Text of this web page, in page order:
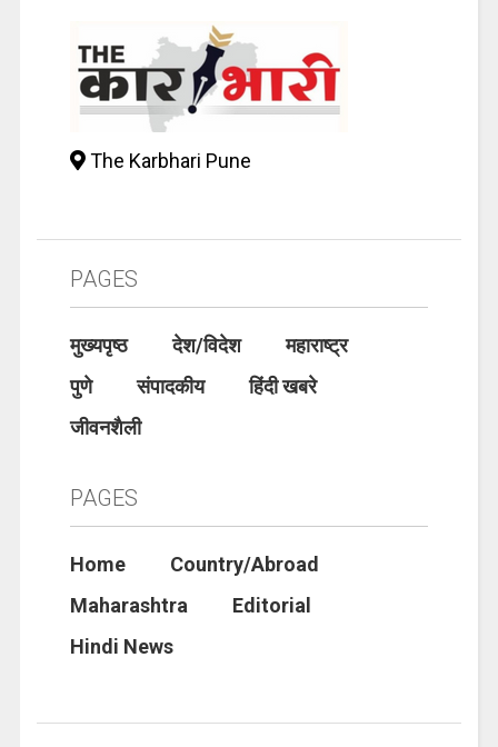
The Karbhari Pune
PAGES
मुख्यपृष्ठ देश/विदेश
महाराष्ट्र
पुणे
संपादकीय
हिंदी खबरे
जीवनशैली
PAGES
Home
Country/Abroad
Maharashtra
Editorial
Hindi News